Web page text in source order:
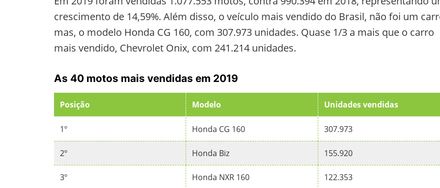
crescimento de 14,59%. Além disso, o veículo mais vendido do Brasil, não foi um
mas, o modelo Honda CG 160, com 307.973 unidades. Quase 1/3 a mais que o carro
mais vendido, Chevrolet Onix, com 241.214 unidades.
As 40 motos mais vendidas em 2019
Posição Modelo Unidades vendidas
1º Honda CG 160 307.973
2º Honda Biz 155.920
3º Honda NXR 160 122.353